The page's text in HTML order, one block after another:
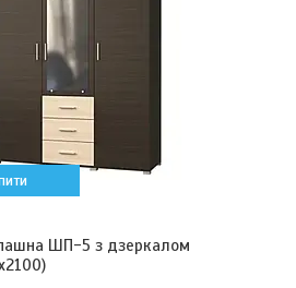
ШП-5 з дзеркалом